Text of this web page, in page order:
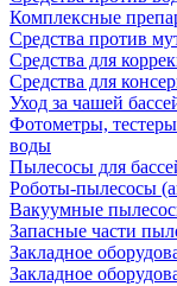
Комплексные
Средства против
Средства для
Средства для
Уход за чашей
Фотометры,
воды
Пылесосы для
Роботы-пылесосы
Вакуумные
Запасные части
Закладное
Закладное